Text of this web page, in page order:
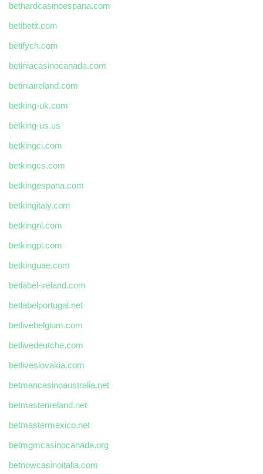
bethardcasinoespana.com
betibetit.com
betifych.com
betiniacasinocanada.com
betiniaireland.com
betking-uk.com
betking-us.us
betkingci.com
betkingcs.com
betkingespana.com
betkingitaly.com
betkingnl.com
betkingpl.com
betkinguae.com
betlabel-ireland.com
betlabelportugal.net
betlivebelgium.com
betlivedeutche.com
betliveslovakia.com
betmancasinoaustralia.net
betmasterireland.net
betmastermexico.net
betmgmcasinocanada.org
betnowcasinoitalia.com